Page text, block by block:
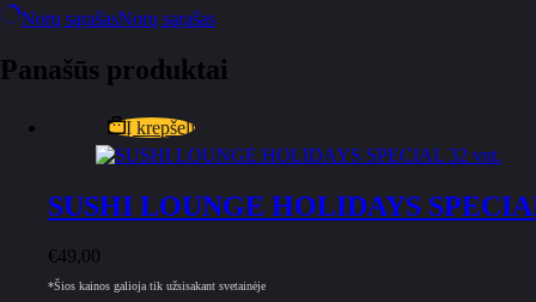
Norų sąrašasNorų sąrašas
Panašūs produktai
Į krepšelį
SUSHI LOUNGE HOLIDAYS
€49,00
*Šios kainos galioja tik užsisakant svetainėje